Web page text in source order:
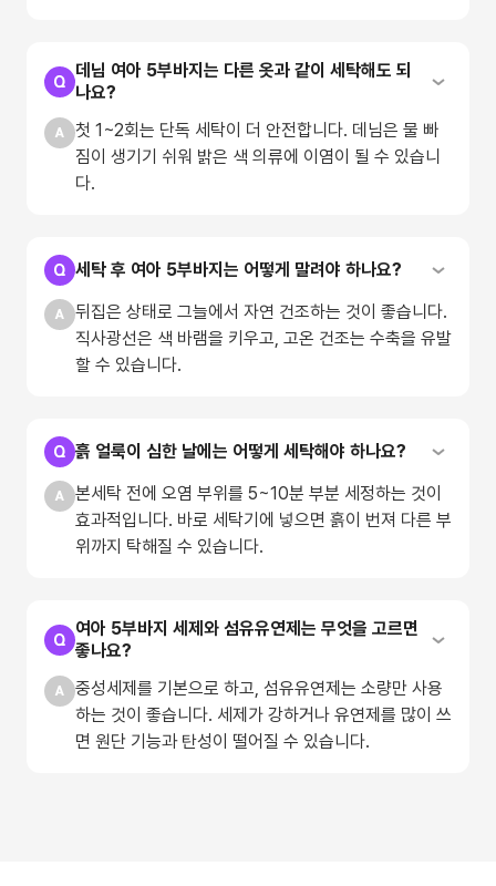
데님 여아 5부바지는 다른 옷과 같이 세탁해도 되
나요?
첫 1~2회는 단독 세탁이 더 안전합니다. 데님은 물 빠
짐이 생기기 쉬워 밝은 색 의류에 이염이 될 수 있습니
다.
세탁 후 여아 5부바지는 어떻게 말려야 하나요?
뒤집은 상태로 그늘에서 자연 건조하는 것이 좋습니다.
직사광선은 색 바램을 키우고, 고온 건조는 수축을 유발
할 수 있습니다.
흙 얼룩이 심한 날에는 어떻게 세탁해야 하나요?
본세탁 전에 오염 부위를 5~10분 부분 세정하는 것이
효과적입니다. 바로 세탁기에 넣으면 흙이 번져 다른 부
위까지 탁해질 수 있습니다.
여아 5부바지 세제와 섬유유연제는 무엇을 고르면
좋나요?
중성세제를 기본으로 하고, 섬유유연제는 소량만 사용
하는 것이 좋습니다. 세제가 강하거나 유연제를 많이 쓰
면 원단 기능과 탄성이 떨어질 수 있습니다.